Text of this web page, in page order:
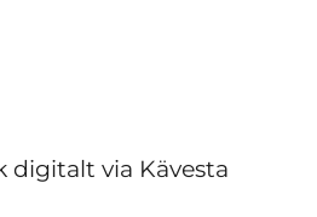
digitalt via Kävesta